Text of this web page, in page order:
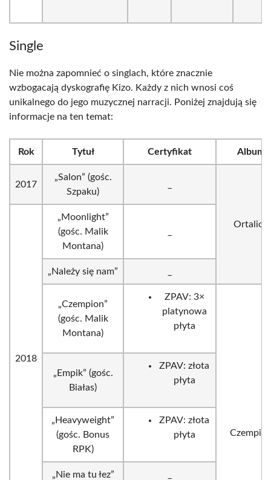
Single
Nie można zapomnieć o singlach, które znacznie
wzbogacają dyskografię Kizo. Każdy z nich wnosi coś
unikalnego do jego muzycznej narracji. Poniżej znajdują się
informacje na ten temat:
Rok Tytuł Certyfikat Album
2017
„Salon” (gośc.
Szpaku)
Ortalion
2018
„Moonlight”
(gośc. Malik
Montana)
„Należy się nam”
„Czempion”
(gośc. Malik
Montana)
ZPAV: 3×
platynowa
płyta
„Empik” (gośc.
Białas)
ZPAV: złota
płyta
„Heavyweight”
(gośc. Bonus
RPK)
ZPAV: złota
płyta
„Nie ma tu łez”